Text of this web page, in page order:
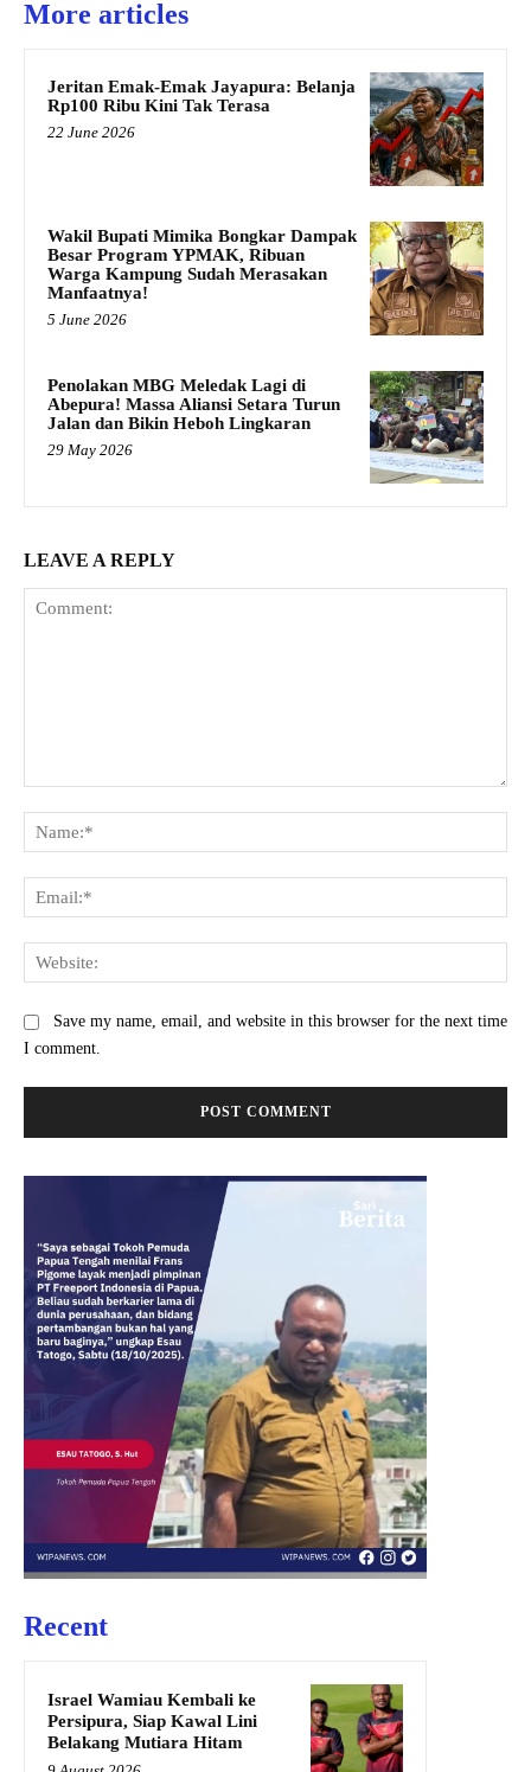
More articles
Jeritan Emak-Emak Jayapura: Belanja
Rp100 Ribu Kini Tak Terasa
22 June 2026
Wakil Bupati Mimika Bongkar Dampak
Besar Program YPMAK, Ribuan
Warga Kampung Sudah Merasakan
Manfaatnya!
5 June 2026
Penolakan MBG Meledak Lagi di
Abepura! Massa Aliansi Setara Turun
Jalan dan Bikin Heboh Lingkaran
29 May 2026
LEAVE A REPLY
Save my name, email, and website in this browser for the next time
I comment.
Recent
Israel Wamiau Kembali ke
Persipura, Siap Kawal Lini
Belakang Mutiara Hitam